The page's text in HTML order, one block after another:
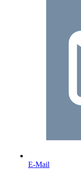
E-Mail